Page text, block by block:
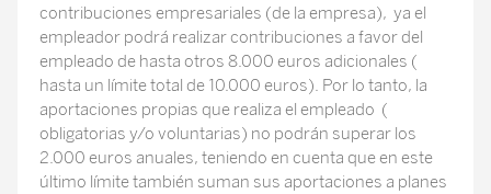
contribuciones empresariales (de la empresa), ya el
empleador podrá realizar contribuciones a favor del
empleado de hasta otros 8.000 euros adicionales (
hasta un límite total de 10.000 euros). Por lo tanto, la
aportaciones propias que realiza el empleado (
obligatorias y/o voluntarias) no podrán superar los
2.000 euros anuales, teniendo en cuenta que en este
último límite también suman sus aportaciones a planes